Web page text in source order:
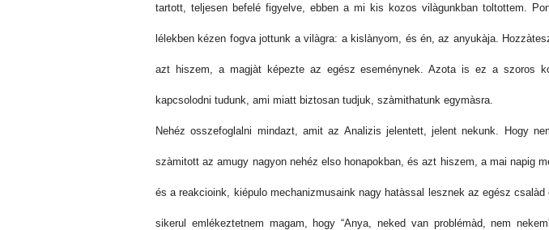
tartott, teljesen befelé figyelve, ebben a mi kis kozos vilàgunkban toltottem.
lélekben kézen fogva jottunk a vilàgra: a kislànyom, és én, az anyukàja.
azt hiszem, a magjàt képezte az egész eseménynek. Azota is ez a szoros
kapcsolodni tudunk, ami miatt biztosan tudjuk, szàmithatunk egymàsra.
Nehéz osszefoglalni mindazt, amit az Analizis jelentett, jelent nekunk. Hogy
szàmitott az amugy nagyon nehéz elso honapokban, és azt hiszem, a mai napig
és a reakcioink, kiépulo mechanizmusaink nagy hatàssal lesznek az egész
sikerul emlékeztetnem magam, hogy “Anya, neked van problémàd, nem